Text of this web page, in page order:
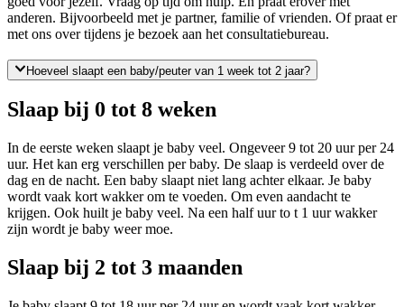
anderen. Bijvoorbeeld met je partner, familie of vrienden. Of praat er
met ons over tijdens je bezoek aan het consultatiebureau.
Hoeveel slaapt een baby/peuter van 1 week tot 2 jaar?
Slaap bij 0 tot 8 weken
In de eerste weken slaapt je baby veel. Ongeveer 9 tot 20 uur per 24
uur. Het kan erg verschillen per baby. De slaap is verdeeld over de
dag en de nacht. Een baby slaapt niet lang achter elkaar. Je baby
wordt vaak kort wakker om te voeden. Om even aandacht te
krijgen. Ook huilt je baby veel. Na een half uur to t 1 uur wakker
zijn wordt je baby weer moe.
Slaap bij 2 tot 3 maanden